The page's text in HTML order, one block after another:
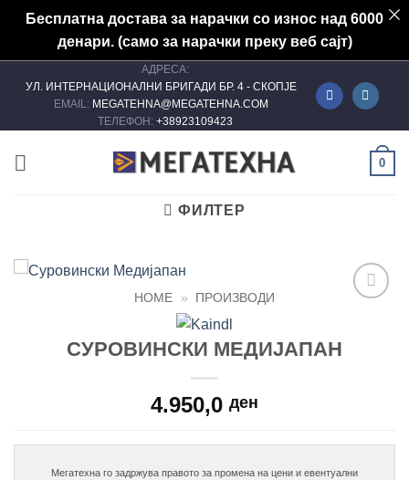
Бесплатна достава за нарачки со износ над 6000
денари. (само за нарачки преку веб сајт)
АДРЕСА:
УЛ. ИНТЕРНАЦИОНАЛНИ БРИГАДИ БР. 4 - СКОПЈЕ
EMAIL: MEGATEHNA@MEGATEHNA.COM
ТЕЛЕФОН: +38923109423
0
ФИЛТЕР
HOME » ПРОИЗВОДИ
СУРОВИНСКИ МЕДИЈАПАН
4.950,0 ден
Мегатехна го задржува правото за промена на цени и евентуални